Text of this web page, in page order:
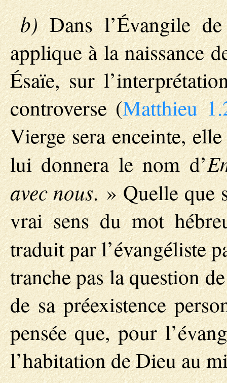
b)Dans l’Évangile
applique à la naissance
Ésaïe, sur
controverse (Matthieu
Vierge sera enceinte,
lui donnera le nom d’
avec nous. » Quelle que
vrai sens du mot
traduit par l’évangéliste
tranche pas la question
de sa préexistence
pensée que, pour
l’habitation de Dieu au